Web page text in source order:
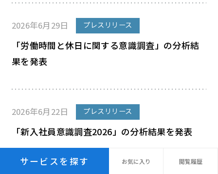
2026年6月29日 プレスリリース
「労働時間と休日に関する意識調査」の分析結
果を発表
2026年6月22日 プレスリリース
「新入社員意識調査2026」の分析結果を発表
サービスを探す お気に 入り 閲覧履歴